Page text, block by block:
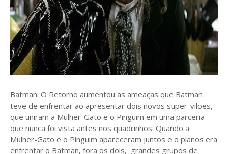
Batman: O Retorno aumentou as ameaças que Batman
teve de enfrentar ao apresentar dois novos super-vilões,
que uniram a Mulher-Gato e o Pinguim em uma parceria
que nunca foi vista antes nos quadrinhos. Quando a
Mulher-Gato e o Pinguim apareceram juntos e o planos era
enfrentar o Batman, fora os dois, grandes grupos de